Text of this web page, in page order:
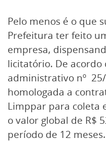
Pelo menos é o que
Prefeitura ter feito
empresa,
licitatório. De acordo
administrativo nº
homologada a
Limppar para coleta
o valor global de R$
período de 12 meses.